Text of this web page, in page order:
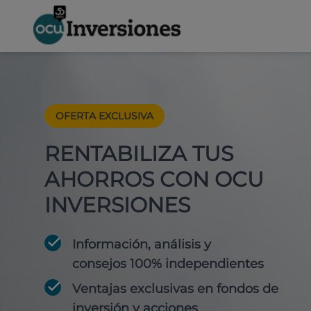
OFERTA EXCLUSIVA
RENTABILIZA TUS
AHORROS CON OCU
INVERSIONES
Información, análisis y
consejos 100% independientes
Ventajas exclusivas en fondos de